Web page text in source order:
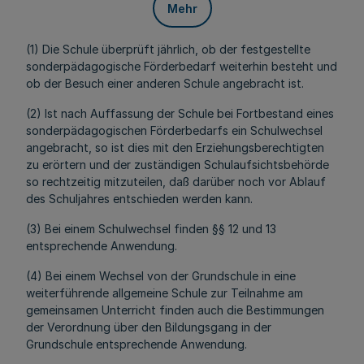
Mehr
(1) Die Schule überprüft jährlich, ob der festgestellte
sonderpädagogische Förderbedarf weiterhin besteht und
ob der Besuch einer anderen Schule angebracht ist.
(2) Ist nach Auffassung der Schule bei Fortbestand eines
sonderpädagogischen Förderbedarfs ein Schulwechsel
angebracht, so ist dies mit den Erziehungsberechtigten
zu erörtern und der zuständigen Schulaufsichtsbehörde
so rechtzeitig mitzuteilen, daß darüber noch vor Ablauf
des Schuljahres entschieden werden kann.
(3) Bei einem Schulwechsel finden §§ 12 und 13
entsprechende Anwendung.
(4) Bei einem Wechsel von der Grundschule in eine
weiterführende allgemeine Schule zur Teilnahme am
gemeinsamen Unterricht finden auch die Bestimmungen
der Verordnung über den Bildungsgang in der
Grundschule entsprechende Anwendung.